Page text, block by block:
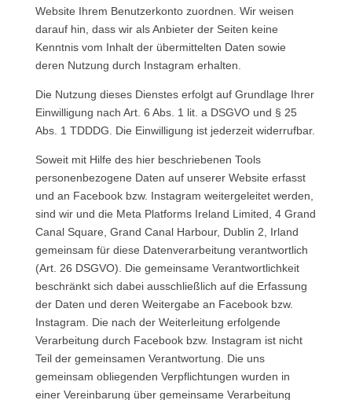
Website Ihrem Benutzerkonto zuordnen. Wir weisen
darauf hin, dass wir als Anbieter der Seiten keine
Kenntnis vom Inhalt der übermittelten Daten sowie
deren Nutzung durch Instagram erhalten.
Die Nutzung dieses Dienstes erfolgt auf Grundlage Ihrer
Einwilligung nach Art. 6 Abs. 1 lit. a DSGVO und § 25
Abs. 1 TDDDG. Die Einwilligung ist jederzeit widerrufbar.
Soweit mit Hilfe des hier beschriebenen Tools
personenbezogene Daten auf unserer Website erfasst
und an Facebook bzw. Instagram weitergeleitet werden,
sind wir und die Meta Platforms Ireland Limited, 4 Grand
Canal Square, Grand Canal Harbour, Dublin 2, Irland
gemeinsam für diese Datenverarbeitung verantwortlich
(Art. 26 DSGVO). Die gemeinsame Verantwortlichkeit
beschränkt sich dabei ausschließlich auf die Erfassung
der Daten und deren Weitergabe an Facebook bzw.
Instagram. Die nach der Weiterleitung erfolgende
Verarbeitung durch Facebook bzw. Instagram ist nicht
Teil der gemeinsamen Verantwortung. Die uns
gemeinsam obliegenden Verpflichtungen wurden in
einer Vereinbarung über gemeinsame Verarbeitung